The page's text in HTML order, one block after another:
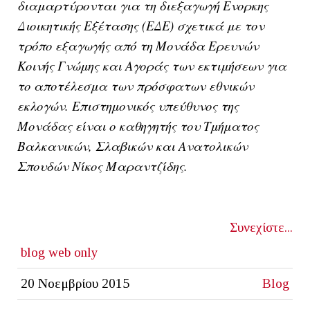
διαμαρτύρονται για τη διεξαγωγή Ενορκης
Διοικητικής Εξέτασης (ΕΔΕ) σχετικά με τον
τρόπο εξαγωγής από τη Μονάδα Ερευνών
Κοινής Γνώμης και Αγοράς των εκτιμήσεων για
το αποτέλεσμα των πρόσφατων εθνικών
εκλογών. Επιστημονικός υπεύθυνος της
Μονάδας είναι ο καθηγητής του Τμήματος
Βαλκανικών, Σλαβικών και Ανατολικών
Σπουδών Νίκος Μαραντζίδης.
Συνεχίστε...
blog web only
20 Νοεμβρίου 2015 Blog